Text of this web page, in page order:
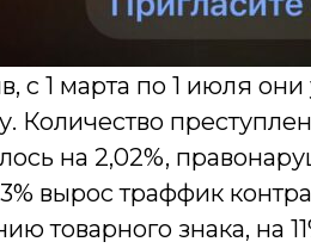
с 1 марта по 1 июля
Количество
на 2,02%,
вырос траффик
товарного знака, на